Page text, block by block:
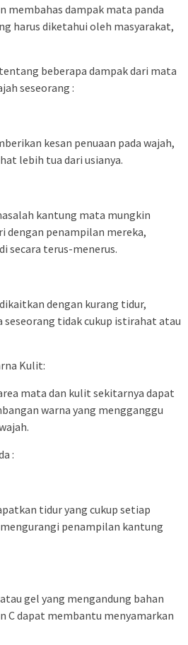
membahas dampak mata panda
harus diketahui oleh masyarakat,
beberapa dampak dari mata
seseorang :
kesan penuaan pada wajah,
lebih tua dari usianya.
kantung mata mungkin
dengan penampilan mereka,
secara terus-menerus.
dengan kurang tidur,
seseorang tidak cukup istirahat atau
Kulit:
mata dan kulit sekitarnya dapat
warna yang mengganggu
:
tidur yang cukup setiap
penampilan kantung
gel yang mengandung bahan
C dapat membantu menyamarkan